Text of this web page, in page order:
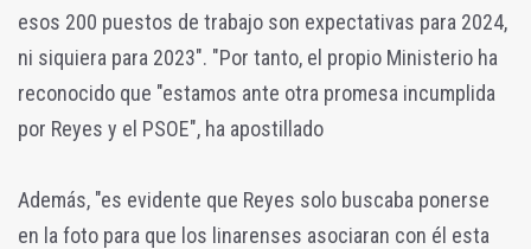
esos 200 puestos de trabajo son expectativas para 2024,
ni siquiera para 2023". "Por tanto, el propio Ministerio ha
reconocido que "estamos ante otra promesa incumplida
por Reyes y el PSOE", ha apostillado
Además, "es evidente que Reyes solo buscaba ponerse
en la foto para que los linarenses asociaran con él esta